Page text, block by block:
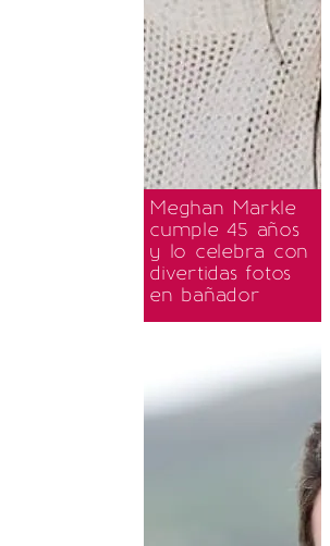
Meghan Markle
cumple 45 años
y lo celebra con
divertidas fotos
en bañador